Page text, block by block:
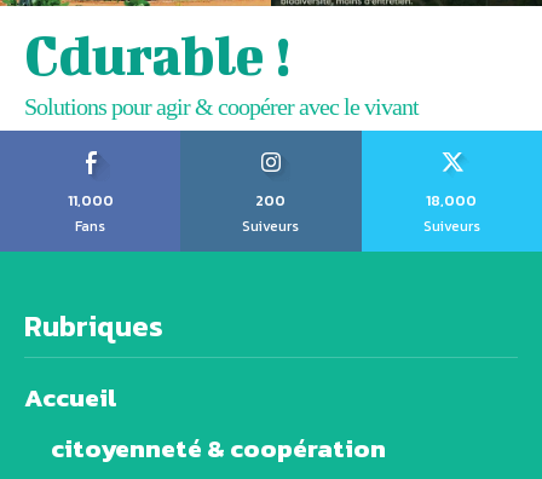
Cdurable !
Solutions pour agir & coopérer avec le vivant
11,000
Fans
200
Suiveurs
18,000
Suiveurs
Rubriques
Accueil
citoyenneté & coopération